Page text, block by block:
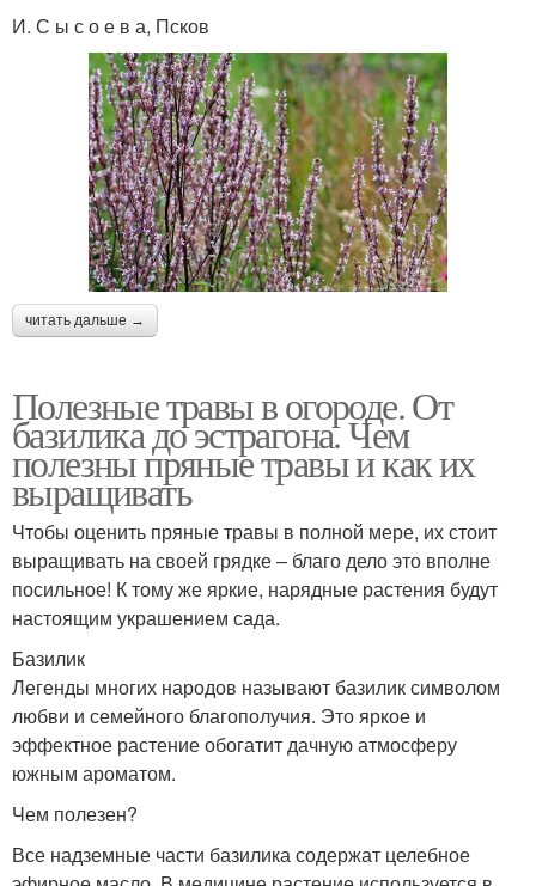
И. С ы с о е в а, Псков
читать дальше →
Полезные травы в огороде. От
базилика до эстрагона. Чем
полезны пряные травы и как их
выращивать
Чтобы оценить пряные травы в полной мере, их стоит
выращивать на своей грядке – благо дело это вполне
посильное! К тому же яркие, нарядные растения будут
настоящим украшением сада.
Базилик
Легенды многих народов называют базилик символом
любви и семейного благополучия. Это яркое и
эффектное растение обогатит дачную атмосферу
южным ароматом.
Чем полезен?
Все надземные части базилика содержат целебное